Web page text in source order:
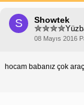
S Showtek
08 Mayıs 2016
hocam babanız çok